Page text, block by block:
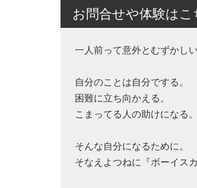
お問合せや体験はこ
一人前って意外とむずかしい
自分のことは自分でする。
困難に立ち向かえる。
こまってる人の助けになる。
そんな自分になるために。
そなえよつねに『ボーイスカ